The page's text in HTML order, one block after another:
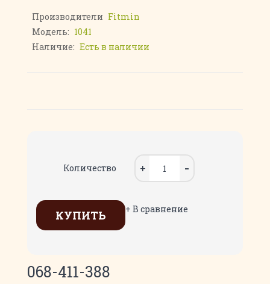
Производители Fitmin
Модель: 1041
Наличие: Есть в наличии
Количество
КУПИТЬ + В сравнение
068-411-388